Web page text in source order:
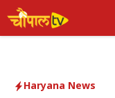
Skip
to
Haryana News